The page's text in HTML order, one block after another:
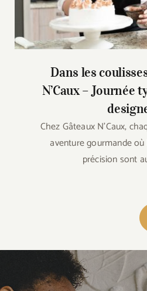
Dans les
N’Caux – Journée
Chez Gâteaux N'Caux,
aventure gourmande
précision sont